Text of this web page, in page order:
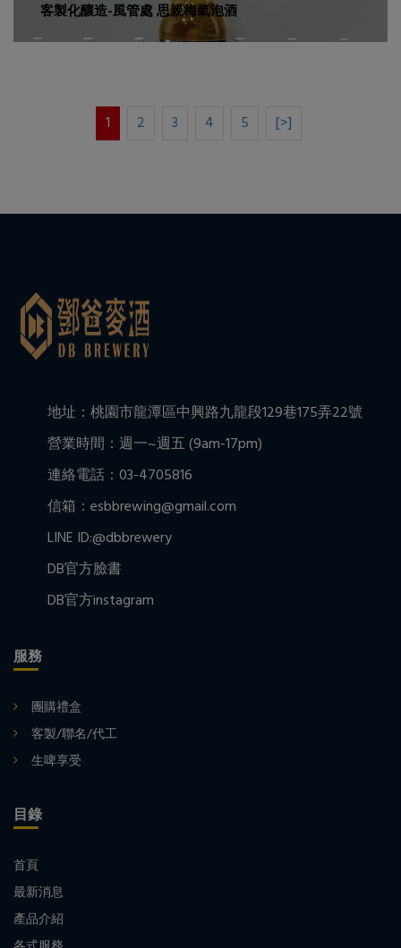
客製化釀造-風管處 思親梅氣泡酒
1 2 3 4 5 [>]
地址：桃園市龍潭區中興路九龍段129巷175弄22號
營業時間：週一~週五 (9am-17pm)
連絡電話：03-4705816
信箱：esbbrewing@gmail.com
LINE ID:@dbbrewery
DB官方臉書
DB官方instagram
服務
團購禮盒
客製/聯名/代工
生啤享受
目錄
首頁
最新消息
產品介紹